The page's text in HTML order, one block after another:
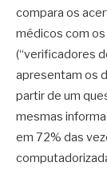
compara os
médicos com
(“verificadores
apresentam os
partir de um
mesmas
em 72% das